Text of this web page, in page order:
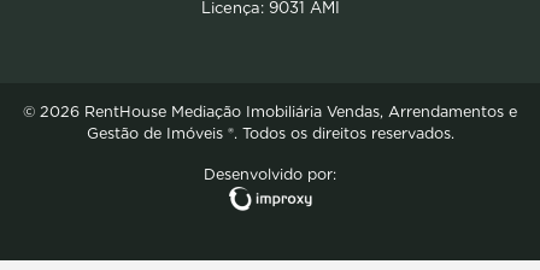
Licença: 9031 AMI
© 2026 RentHouse Mediação Imobiliária Vendas, Arrendamentos e
Gestão de Imóveis ®. Todos os direitos reservados.
Desenvolvido por: